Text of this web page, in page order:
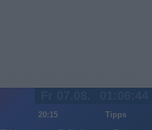
20:15
Tipps